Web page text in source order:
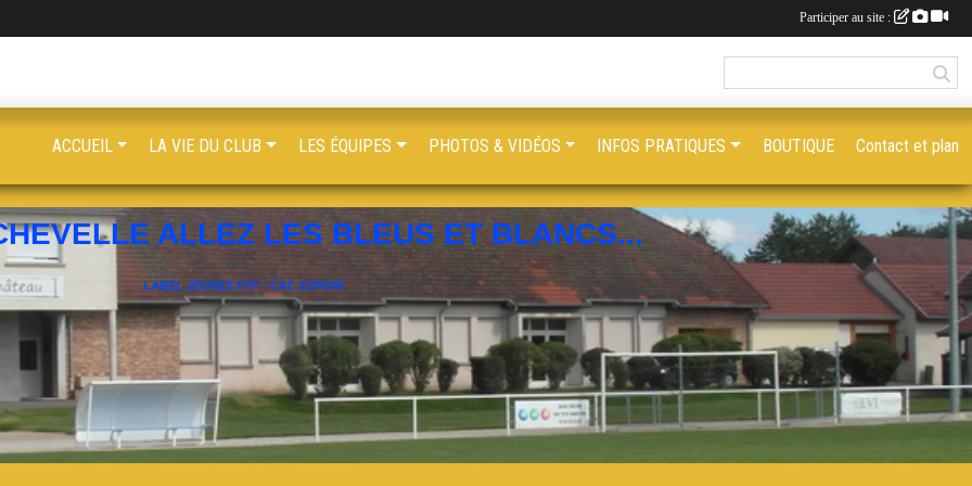
ALLEZ LES BLEUS ET BLANCS...
LABEL JEUNES FFF - CAT. ESPOIR
ACCUEIL LA VIE DU CLUB LES ÉQUIPES PHOTOS & VIDÉOS INFOS PRATIQUES BOUTIQUE Contact et plan
Participer au site :